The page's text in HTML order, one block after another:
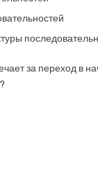
за переход в